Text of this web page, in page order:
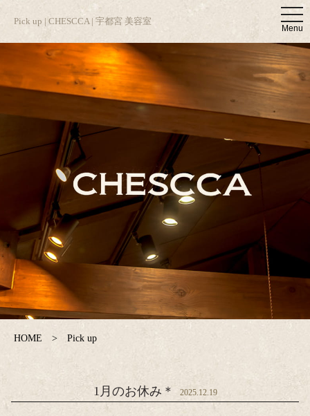
t
o
g
g
l
e
a
v
i
o
Menu
Pick up | CHESCCA | 宇都宮 美容室
HOME Pick up
1月のお休み＊ 2025.12.19